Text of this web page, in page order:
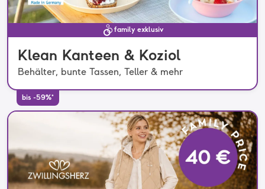
family exklusiv
Klean Kanteen & Koziol
Behälter, bunte Tassen, Teller & mehr
bis -59%*